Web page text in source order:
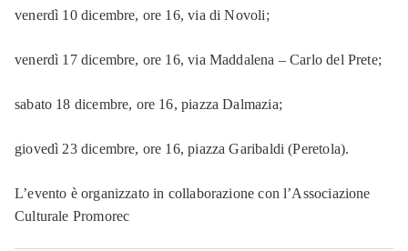
venerdì 10 dicembre, ore 16, via di Novoli;
venerdì 17 dicembre, ore 16, via Maddalena – Carlo del Prete;
sabato 18 dicembre, ore 16, piazza Dalmazia;
giovedì 23 dicembre, ore 16, piazza Garibaldi (Peretola).
L’evento è organizzato in collaborazione con l’Associazione
Culturale Promorec